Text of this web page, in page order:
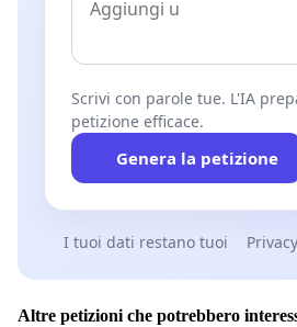
Scrivi con parole tue. L'IA
petizione efficace.
Genera la petizione
I tuoi dati restano tuoi
Altre petizioni che potrebbero